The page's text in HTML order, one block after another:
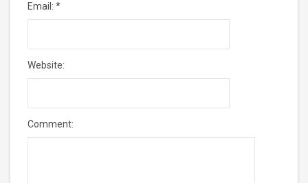
Email: *
Website:
Comment: